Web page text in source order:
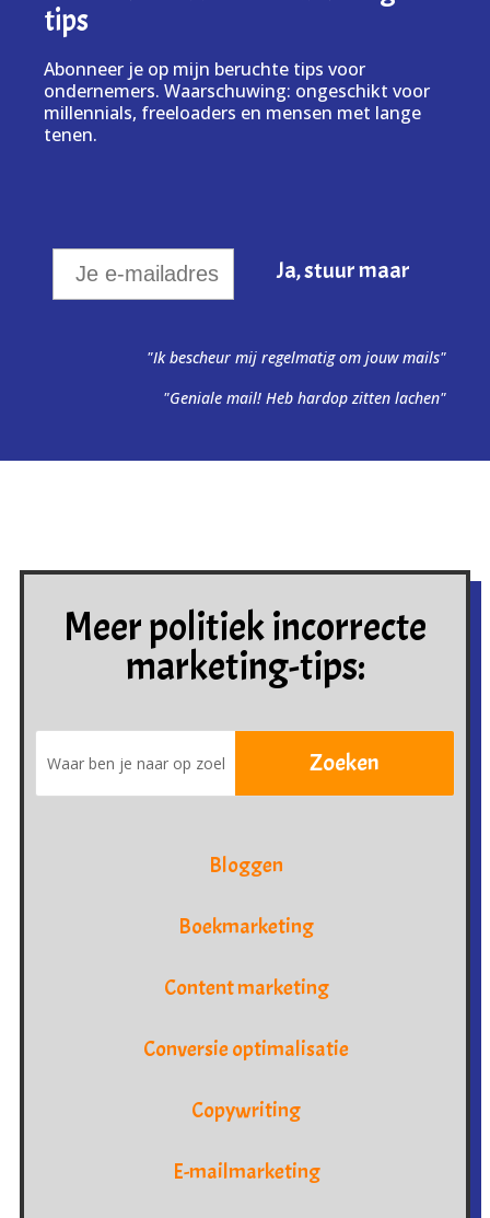
tips
Abonneer je op mijn beruchte tips voor
ondernemers. Waarschuwing: ongeschikt voor
millennials, freeloaders en mensen met lange
tenen.
"Ik bescheur mij regelmatig om jouw mails"
"Geniale mail! Heb hardop zitten lachen"
Meer politiek incorrecte
marketing-tips:
Bloggen
Boekmarketing
Content marketing
Conversie optimalisatie
Copywriting
E-mailmarketing